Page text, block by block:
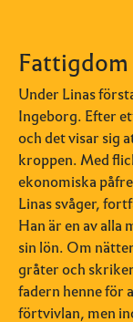
Under Linas
Ingeborg. Efter
och det visar sig
kroppen. Med
ekonomiska
Linas svåger,
Han är en av alla
sin lön. Om
gråter och
fadern henne för
förtvivlan, men